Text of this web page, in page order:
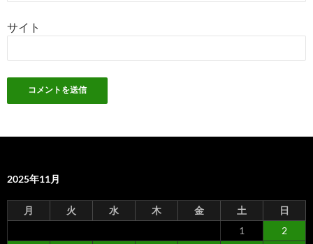
サイト
2025年11月
月 火 水 木 金 土
日
1
2